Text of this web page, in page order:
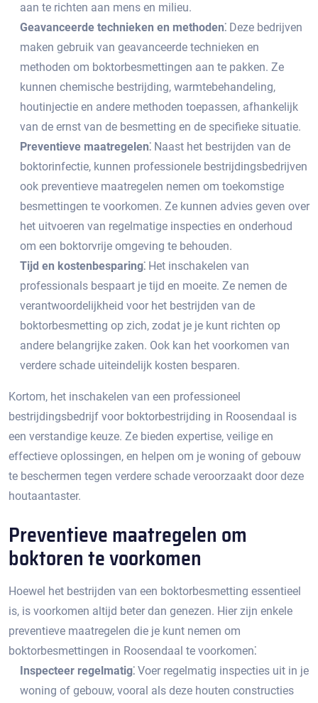
aan te richten aan mens en milieu.​
Geavanceerde technieken en methoden⁚ Deze bedrijven
maken gebruik van geavanceerde technieken en
methoden om boktorbesmettingen aan te pakken.​ Ze
kunnen chemische bestrijding, warmtebehandeling,
houtinjectie en andere methoden toepassen, afhankelijk
van de ernst van de besmetting en de specifieke situatie.​
Preventieve maatregelen⁚ Naast het bestrijden van de
boktorinfectie, kunnen professionele bestrijdingsbedrijven
ook preventieve maatregelen nemen om toekomstige
besmettingen te voorkomen.​ Ze kunnen advies geven over
het uitvoeren van regelmatige inspecties en onderhoud
om een boktorvrije omgeving te behouden.​
Tijd en kostenbesparing⁚ Het inschakelen van
professionals bespaart je tijd en moeite.​ Ze nemen de
verantwoordelijkheid voor het bestrijden van de
boktorbesmetting op zich, zodat je je kunt richten op
andere belangrijke zaken.​ Ook kan het voorkomen van
verdere schade uiteindelijk kosten besparen.​
Kortom, het inschakelen van een professioneel
bestrijdingsbedrijf voor boktorbestrijding in Roosendaal is
een verstandige keuze. Ze bieden expertise, veilige en
effectieve oplossingen, en helpen om je woning of gebouw
te beschermen tegen verdere schade veroorzaakt door deze
houtaantaster.​
Preventieve maatregelen om
boktoren te voorkomen
Hoewel het bestrijden van een boktorbesmetting essentieel
is, is voorkomen altijd beter dan genezen.​ Hier zijn enkele
preventieve maatregelen die je kunt nemen om
boktorbesmettingen in Roosendaal te voorkomen⁚
Inspecteer regelmatig⁚ Voer regelmatig inspecties uit in je
woning of gebouw, vooral als deze houten constructies